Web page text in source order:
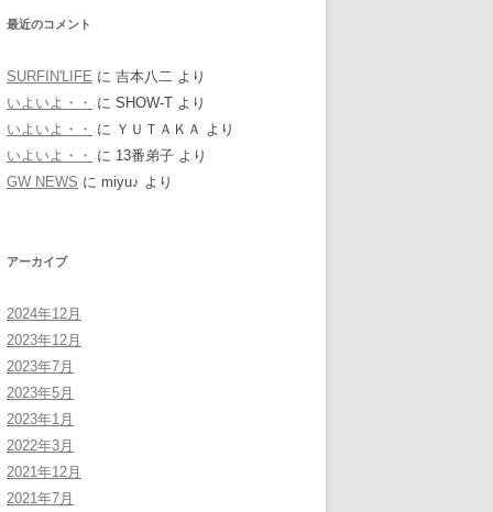
最近のコメント
SURFIN'LIFE に 吉本八二 より
いよいよ・・
に SHOW-T より
いよいよ・・
に ＹＵＴＡＫＡ より
いよいよ・・
に 13番弟子 より
GW NEWS に miyu♪ より
アーカイブ
2024年12月
2023年12月
2023年7月
2023年5月
2023年1月
2022年3月
2021年12月
2021年7月